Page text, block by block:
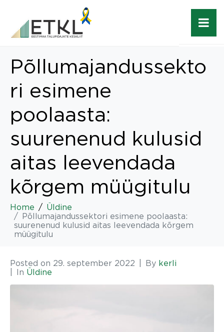
Põllumajandussekto
ri esimene
poolaasta:
suurenenud kulusid
aitas leevendada
kõrgem müügitulu
Home
Üldine
Põllumajandussektori esimene poolaasta:
suurenenud kulusid aitas leevendada kõrgem
müügitulu
Posted on 29. september 2022 By kerli
In Üldine